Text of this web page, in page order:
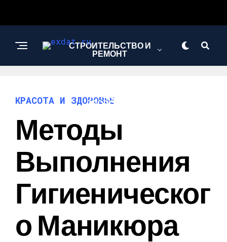
СТРОИТЕЛЬСТВО И
РЕМОНТ
КРАСОТА И
ЗДОРОВЬЕ
АВТО
КРАСОТА И ЗДОРОВЬЕ
Методы
Выполнения
Гигиеническог
О Маникюра